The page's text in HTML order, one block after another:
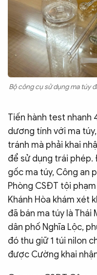
Bộ công cụ sử dụng ma túy
Tiến hành test nhanh
dương tính với ma
tránh mà phải khai
để sử dụng trái
gốc ma túy, Công an
Phòng CSĐT tội
Khánh Hòa khám xét
đã bán ma túy là Thái
dân phố Nghĩa Lộc,
đó thu giữ 1 túi nilon
được Cường khai